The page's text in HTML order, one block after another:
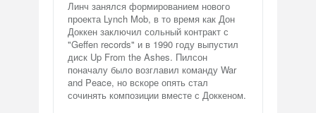
Линч занялся формированием нового
проекта Lynch Mob, в то время как Дон
Доккен заключил сольный контракт с
"Geffen records" и в 1990 году выпустил
диск Up From the Ashes. Пилсон
поначалу было возглавил команду War
and Peace, но вскоре опять стал
сочинять композиции вместе с Доккеном.